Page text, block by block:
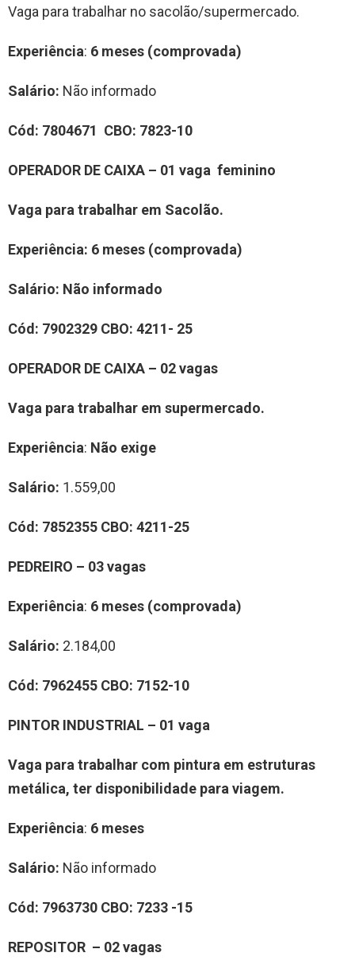
Vaga para trabalhar no sacolão/supermercado.
Experiência: 6 meses (comprovada)
Salário: Não informado
Cód: 7804671 CBO: 7823-10
OPERADOR DE CAIXA – 01 vaga feminino
Vaga para trabalhar em Sacolão.
Experiência: 6 meses (comprovada)
Salário: Não informado
Cód: 7902329 CBO: 4211- 25
OPERADOR DE CAIXA – 02 vagas
Vaga para trabalhar em supermercado.
Experiência: Não exige
Salário: 1.559,00
Cód: 7852355 CBO: 4211-25
PEDREIRO – 03 vagas
Experiência: 6 meses (comprovada)
Salário: 2.184,00
Cód: 7962455 CBO: 7152-10
PINTOR INDUSTRIAL – 01 vaga
Vaga para trabalhar com pintura em estruturas
metálica, ter disponibilidade para viagem.
Experiência: 6 meses
Salário: Não informado
Cód: 7963730 CBO: 7233 -15
REPOSITOR – 02 vagas